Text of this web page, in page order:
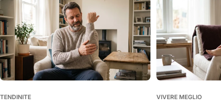
TENDINITE VIVERE MEGLIO